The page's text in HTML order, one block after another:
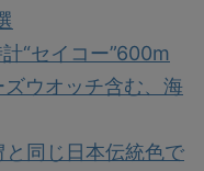
“セイコー”600m
ウオッチ含む、海
同じ日本伝統色で